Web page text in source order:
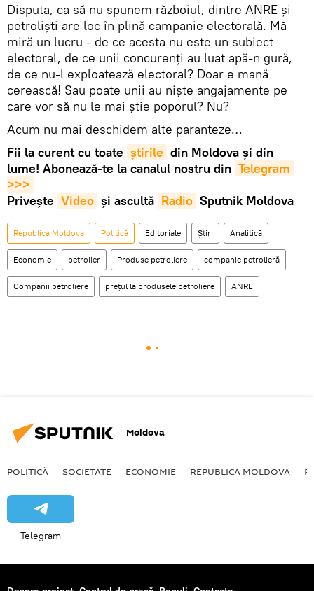
Disputa, ca să nu spunem războiul, dintre ANRE și
petroliști are loc în plină campanie electorală. Mă
miră un lucru - de ce acesta nu este un subiect
electoral, de ce unii concurenți au luat apă-n gură,
de ce nu-l exploatează electoral? Doar e mană
cerească! Sau poate unii au niște angajamente pe
care vor să nu le mai știe poporul? Nu?
Acum nu mai deschidem alte paranteze…
Fii la curent cu toate știrile din Moldova și din
lume! Abonează-te la canalul nostru din Telegram
>>>
Privește Video și ascultă Radio Sputnik Moldova
Republica Moldova Politică Editoriale Știri Analitică
Economie petrolier Produse petroliere companie petrolieră
Companii petroliere prețul la produsele petroliere ANRE
Moldova
POLITICĂ SOCIETATE ECONOMIE REPUBLICA MOLDOVA
Telegram